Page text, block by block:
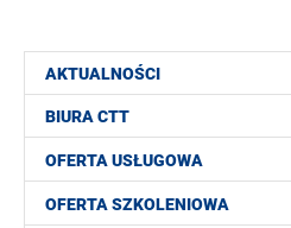
AKTUALNOŚCI
BIURA CTT
OFERTA USŁUGOWA
OFERTA SZKOLENIOWA